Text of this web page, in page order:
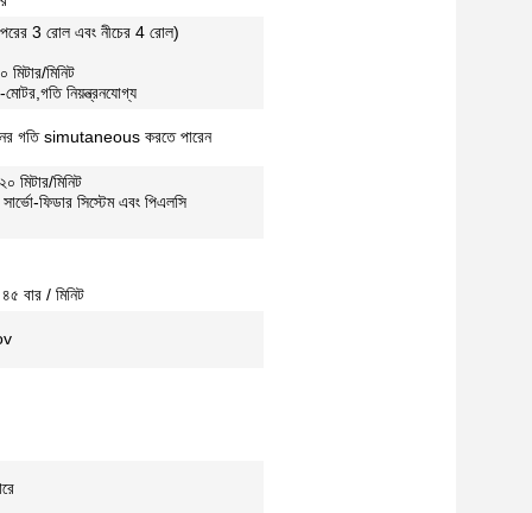
3 রোল এবং নীচের 4 রোল)
মিটার/মিনিট
নিয়ন্ত্রনযোগ্য
গতি simutaneous করতে পারেন
মিটার/মিনিট
সার্ভো-ফিডার সিস্টেম এবং পিএলসি
বার / মিনিট